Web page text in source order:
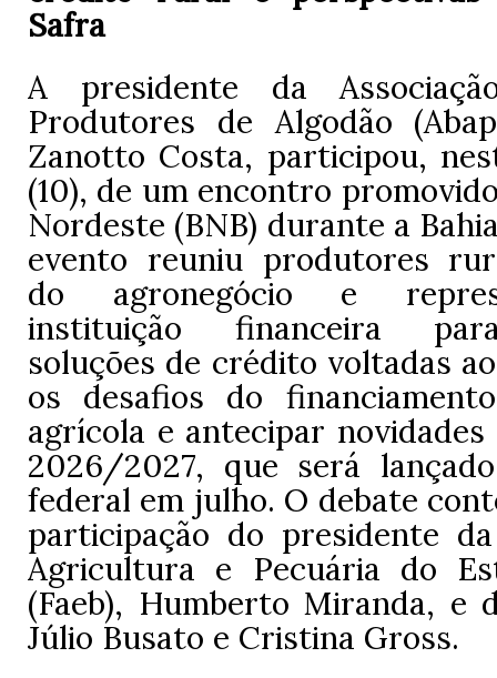
Safra
A presidente da
Produtores de Algodão
Zanotto Costa, participou,
(10), de um encontro
Nordeste (BNB) durante a
evento reuniu produtores
do agronegócio e
instituição financeira
soluções de crédito voltadas
os desafios do
agrícola e antecipar
2026/2027, que será
federal em julho. O debate
participação do presidente
Agricultura e Pecuária do
(Faeb), Humberto Miranda, e
Júlio Busato e Cristina Gross.